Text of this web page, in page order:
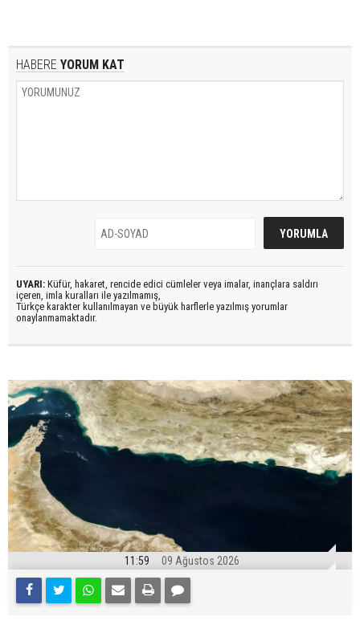
HABERE YORUM KAT
UYARI: Küfür, hakaret, rencide edici cümleler veya imalar, inançlara saldırı
içeren, imla kuralları ile yazılmamış,
Türkçe karakter kullanılmayan ve büyük harflerle yazılmış yorumlar
onaylanmamaktadır.
11:59 09 Ağustos 2026